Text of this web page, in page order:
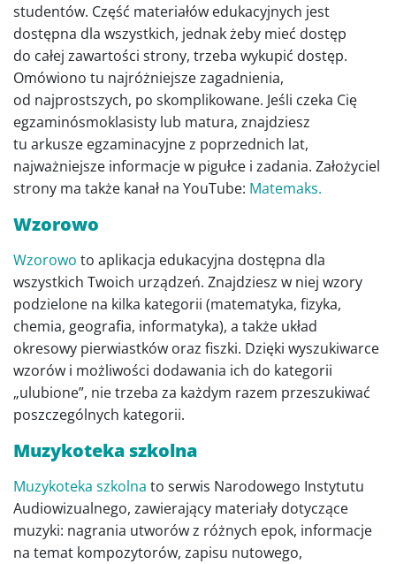
studentów. Część materiałów edukacyjnych jest
dostępna dla wszystkich, jednak żeby mieć dostęp
do całej zawartości strony, trzeba wykupić dostęp.
Omówiono tu najróżniejsze zagadnienia,
od najprostszych, po skomplikowane. Jeśli czeka Cię
egzaminósmoklasisty lub matura, znajdziesz
tu arkusze egzaminacyjne z poprzednich lat,
najważniejsze informacje w pigułce i zadania. Założyciel
strony ma także kanał na YouTube: Matemaks.
Wzorowo
Wzorowo to aplikacja edukacyjna dostępna dla
wszystkich Twoich urządzeń. Znajdziesz w niej wzory
podzielone na kilka kategorii (matematyka, fizyka,
chemia, geografia, informatyka), a także układ
okresowy pierwiastków oraz fiszki. Dzięki wyszukiwarce
wzorów i możliwości dodawania ich do kategorii
„ulubione”, nie trzeba za każdym razem przeszukiwać
poszczególnych kategorii.
Muzykoteka szkolna
Muzykoteka szkolna to serwis Narodowego Instytutu
Audiowizualnego, zawierający materiały dotyczące
muzyki: nagrania utworów z różnych epok, informacje
na temat kompozytorów, zapisu nutowego,